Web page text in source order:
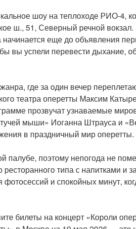
шоу на теплоходе РИО-4,
ш., 51, Северный речной вокзал.
еще до объявления
вы успели перевести дыхание,
где за один вечер
театра оперетты Максим
прозвучат узнаваемые
мыши» Иоганна Штрауса и
в праздничный мир оперетты.
палубе, поэтому непогода не
типа с напитками и
и спокойных минут,
билеты на концерт «Короли